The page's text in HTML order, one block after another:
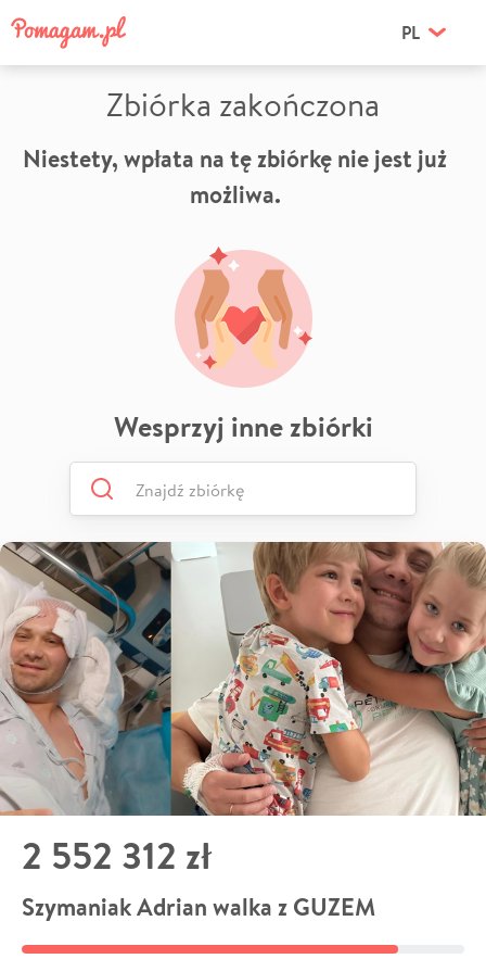
PL
Zbiórka zakończona
Niestety, wpłata na tę zbiórkę nie jest już
możliwa.
Wesprzyj inne zbiórki
2 552 312 zł
Szymaniak Adrian walka z GUZEM